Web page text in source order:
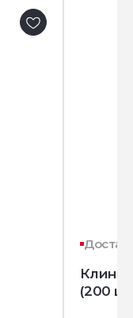
Клин
(200